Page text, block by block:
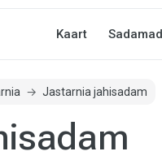
Kaart Sadamad
Jastarnia jahisadam